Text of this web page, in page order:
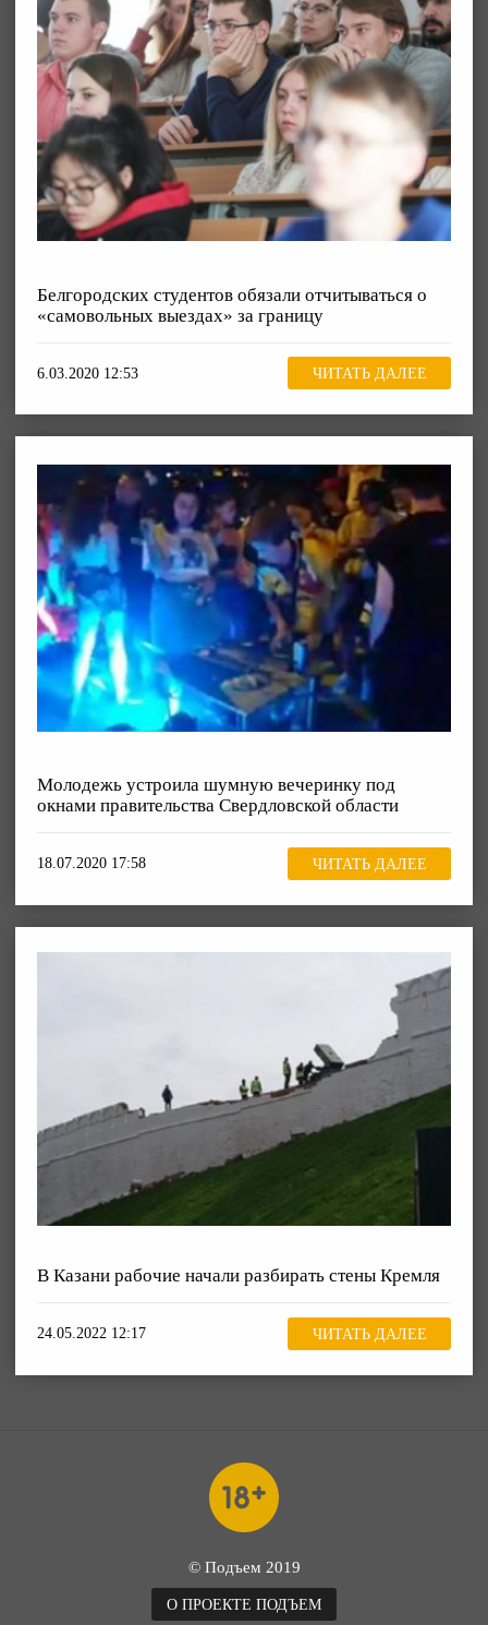
Белгородских студентов обязали отчитываться о
«самовольных выездах» за границу
6.03.2020 12:53 ЧИТАТЬ ДАЛЕЕ
Молодежь устроила шумную вечеринку под
окнами правительства Свердловской области
18.07.2020 17:58 ЧИТАТЬ ДАЛЕЕ
В Казани рабочие начали разбирать стены Кремля
24.05.2022 12:17 ЧИТАТЬ ДАЛЕЕ
© Подъем 2019
О ПРОЕКТЕ ПОДЪЕМ